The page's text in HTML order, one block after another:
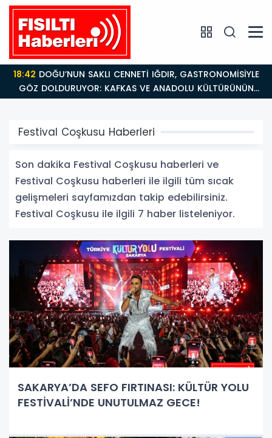
18:42
GÖZ DOLDURUYOR: KAFKAS VE ANADOLU KÜLTÜRÜNÜN
BULUŞMA NOKTASI
Festival Coşkusu Haberleri
Son dakika Festival Coşkusu haberleri ve
Festival Coşkusu haberleri ile ilgili tüm sıcak
gelişmeleri sayfamızdan takip edebilirsiniz.
Festival Coşkusu ile ilgili 7 haber listeleniyor.
SAKARYA’DA SEFO FIRTINASI: KÜLTÜR YOLU
FESTİVALİ’NDE UNUTULMAZ GECE!